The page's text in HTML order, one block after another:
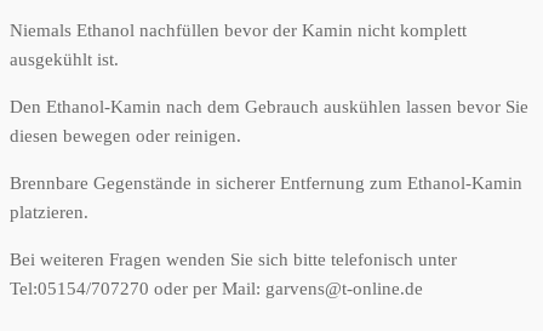
Niemals Ethanol nachfüllen bevor der Kamin nicht komplett
ausgekühlt ist.
Den Ethanol-Kamin nach dem Gebrauch auskühlen lassen bevor Sie
diesen bewegen oder reinigen.
Brennbare Gegenstände in sicherer Entfernung zum Ethanol-Kamin
platzieren.
Bei weiteren Fragen wenden Sie sich bitte telefonisch unter
Tel:05154/707270 oder per Mail: garvens@t-online.de